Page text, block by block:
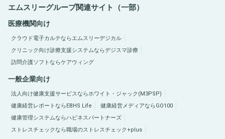
エムスリーグループ関連サイト（一部）
医療機関向け
クラウド電子カルテならエムスリーデジカル
クリニック向け診療支援システムならデジスマ診療
訪問介護ソフトならケアウィング
一般企業向け
法人向け健康支援サービスならホワイト・ジャック(M3PSP)
健康経営レポートならEBHS Life
健康経営メディアならGO100
健康管理システムならハピネスパートナーズ
ストレスチェックなら職場のストレスチェック+plus